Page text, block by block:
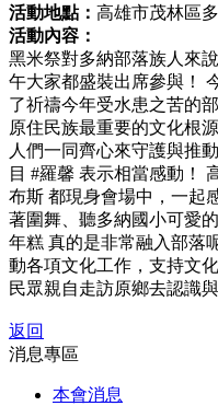
活動地點： 高雄市茂林區
活動內容：
黑米祭對多納部落族人來
午大家都盛裝出席參與！
了祈禱今年受水患之苦的
原住民族最重要的文化根
人們一同齊心來守護與推
目 #羅馨 表示相當感動！
布斯 都現身會場中，一起
著圍舞、聽多納國小可愛
年糕 真的是非常融入部落
動各項文化工作，支持文
民眾親自走訪原鄉去認識
返回
消息專區
本會消息